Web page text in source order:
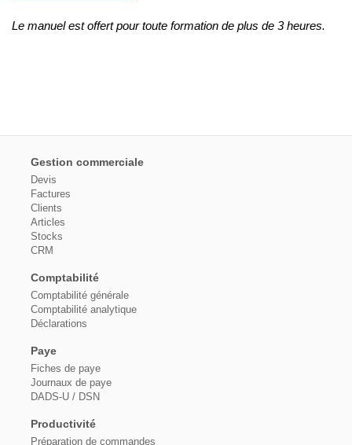
Le manuel est offert pour toute formation de plus de 3 heures.
Gestion commerciale
Devis
Factures
Clients
Articles
Stocks
CRM
Comptabilité
Comptabilité générale
Comptabilité analytique
Déclarations
Paye
Fiches de paye
Journaux de paye
DADS-U / DSN
Productivité
Préparation de commandes